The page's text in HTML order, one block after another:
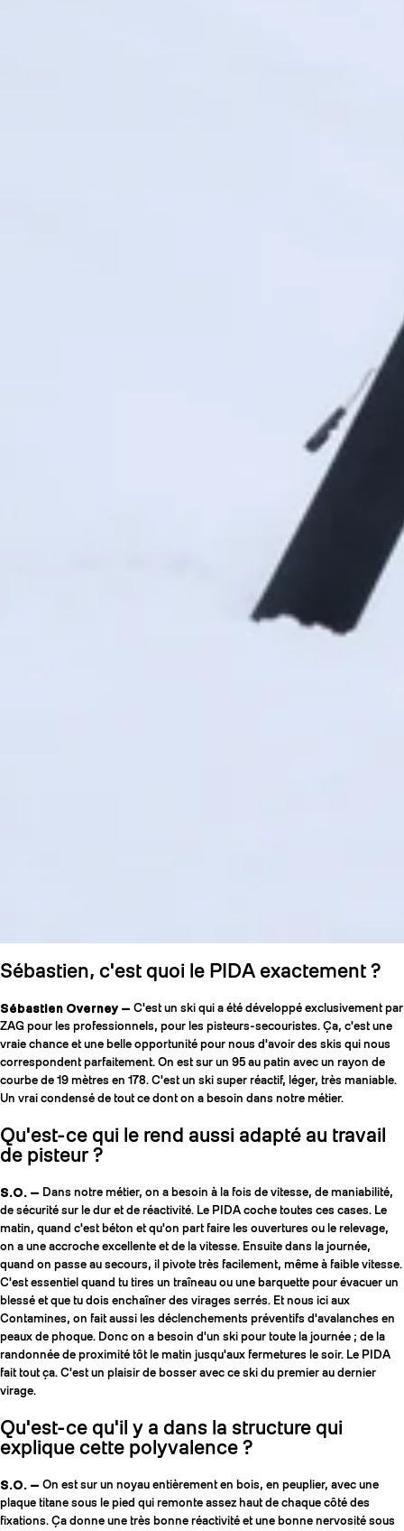
Sébastien, c'est quoi le PIDA exactement ?
Sébastien Overney — C'est un ski qui a été développé exclusivement par
ZAG pour les professionnels, pour les pisteurs-secouristes. Ça, c'est une
vraie chance et une belle opportunité pour nous d'avoir des skis qui nous
correspondent parfaitement. On est sur un 95 au patin avec un rayon de
courbe de 19 mètres en 178. C'est un ski super réactif, léger, très maniable.
Un vrai condensé de tout ce dont on a besoin dans notre métier.
Qu'est-ce qui le rend aussi adapté au travail
de pisteur ?
S.O. — Dans notre métier, on a besoin à la fois de vitesse, de maniabilité,
de sécurité sur le dur et de réactivité. Le PIDA coche toutes ces cases. Le
matin, quand c'est béton et qu'on part faire les ouvertures ou le relevage,
on a une accroche excellente et de la vitesse. Ensuite dans la journée,
quand on passe au secours, il pivote très facilement, même à faible vitesse.
C'est essentiel quand tu tires un traîneau ou une barquette pour évacuer un
blessé et que tu dois enchaîner des virages serrés. Et nous ici aux
Contamines, on fait aussi les déclenchements préventifs d'avalanches en
peaux de phoque. Donc on a besoin d'un ski pour toute la journée ; de la
randonnée de proximité tôt le matin jusqu'aux fermetures le soir. Le PIDA
fait tout ça. C'est un plaisir de bosser avec ce ski du premier au dernier
virage.
Qu'est-ce qu'il y a dans la structure qui
explique cette polyvalence ?
S.O. — On est sur un noyau entièrement en bois, en peuplier, avec une
plaque titane sous le pied qui remonte assez haut de chaque côté des
fixations. Ça donne une très bonne réactivité et une bonne nervosité sous